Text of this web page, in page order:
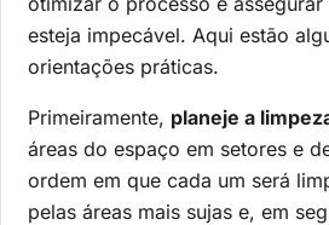
esteja impecável. Aqui estão
orientações práticas.
Primeiramente, planeje a
áreas do espaço em setores e
ordem em que cada um será
pelas áreas mais sujas e, em